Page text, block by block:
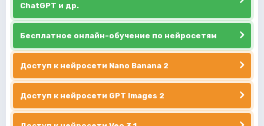
ChatGPT и др.
Бесплатное онлайн-обучение по нейросетям
Доступ к нейросети Nano Banana 2
Доступ к нейросети GPT Images 2